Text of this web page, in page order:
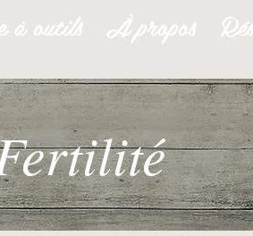
à outils À propos